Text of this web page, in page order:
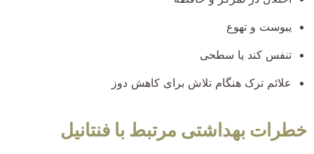
یبوست و تهوع
تنفس کند یا سطحی
علائم ترک هنگام تلاش برای کاهش دوز
خطرات بهداشتی مرتبط با فنتانیل